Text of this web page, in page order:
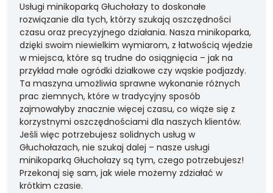
Usługi minikoparką Głuchołazy to doskonałe
rozwiązanie dla tych, którzy szukają oszczędności
czasu oraz precyzyjnego działania. Nasza minikoparka,
dzięki swoim niewielkim wymiarom, z łatwością wjedzie
w miejsca, które są trudne do osiągnięcia – jak na
przykład małe ogródki działkowe czy wąskie podjazdy.
Ta maszyna umożliwia sprawne wykonanie różnych
prac ziemnych, które w tradycyjny sposób
zajmowałyby znacznie więcej czasu, co wiąże się z
korzystnymi oszczędnościami dla naszych klientów.
Jeśli więc potrzebujesz solidnych usług w
Głuchołazach, nie szukaj dalej – nasze usługi
minikoparką Głuchołazy są tym, czego potrzebujesz!
Przekonaj się sam, jak wiele możemy zdziałać w
krótkim czasie.